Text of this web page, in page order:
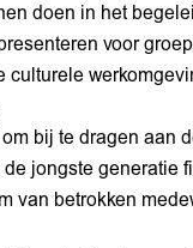
doen in het
voor
culturele
bij te dragen aan
jongste generatie
van betrokken